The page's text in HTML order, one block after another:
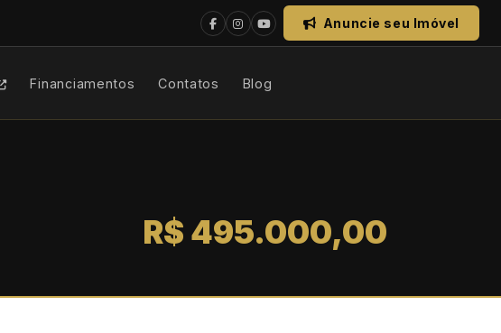
Anuncie seu Imóvel
Financiamentos Contatos Blog
R$ 495.000,00